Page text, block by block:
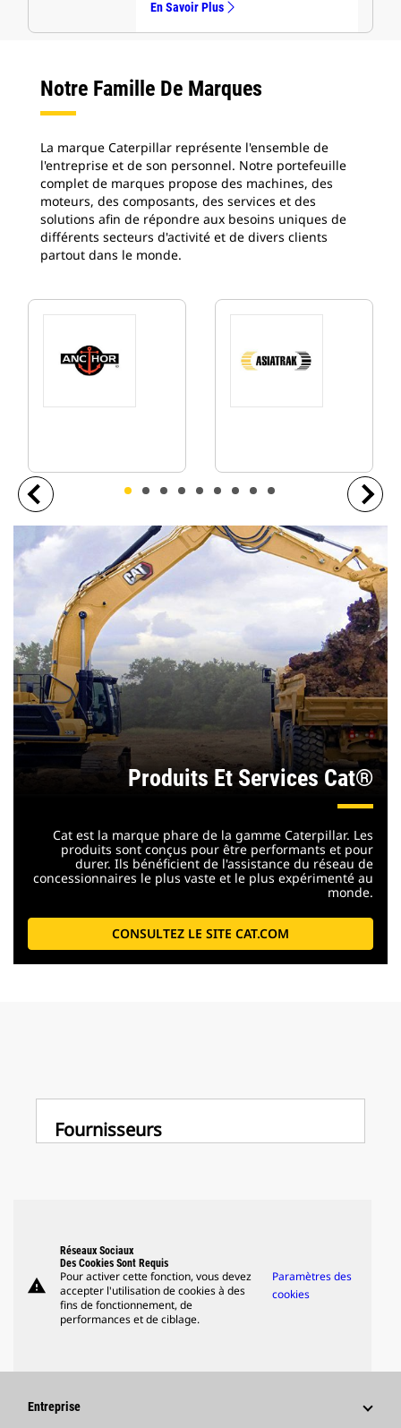
En Savoir Plus
Notre Famille De Marques
La marque Caterpillar représente l'ensemble de
l'entreprise et de son personnel. Notre portefeuille
complet de marques propose des machines, des
moteurs, des composants, des services et des
solutions afin de répondre aux besoins uniques de
différents secteurs d'activité et de divers clients
partout dans le monde.
Produits Et Services Cat®
Cat est la marque phare de la gamme Caterpillar. Les
produits sont conçus pour être performants et pour
durer. Ils bénéficient de l'assistance du réseau de
concessionnaires le plus vaste et le plus expérimenté au
monde.
CONSULTEZ LE SITE CAT.COM
Fournisseurs
warning
Réseaux Sociaux
Des Cookies Sont Requis
Pour activer cette fonction, vous devez
accepter l'utilisation de cookies à des
fins de fonctionnement, de
performances et de ciblage.
Paramètres des
cookies
Entreprise